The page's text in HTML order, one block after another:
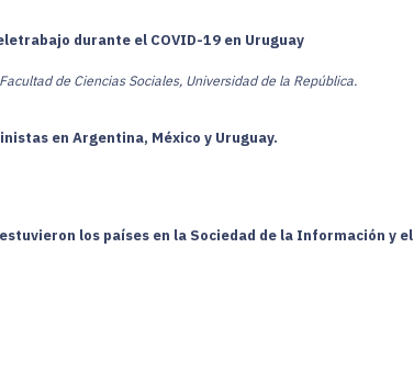
durante el COVID-19 en Uruguay
de Ciencias Sociales, Universidad de la República.
en Argentina, México y Uruguay.
los países en la Sociedad de la Información y el